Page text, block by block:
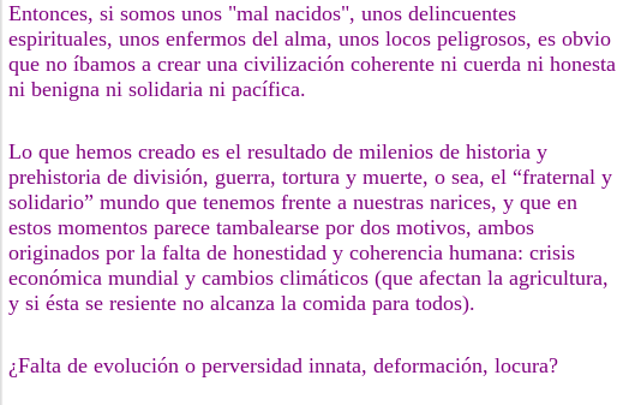
Entonces, si somos unos "mal nacidos", unos delincuentes
espirituales, unos enfermos del alma, unos locos peligrosos, es obvio
que no íbamos a crear una civilización coherente ni cuerda ni honesta
ni benigna ni solidaria ni pacífica.
Lo que hemos creado es el resultado de milenios de historia y
prehistoria de división, guerra, tortura y muerte, o sea, el “fraternal y
solidario” mundo que tenemos frente a nuestras narices, y que en
estos momentos parece tambalearse por dos motivos, ambos
originados por la falta de honestidad y coherencia humana: crisis
económica mundial y cambios climáticos (que afectan la agricultura,
y si ésta se resiente no alcanza la comida para todos).
¿Falta de evolución o perversidad innata, deformación, locura?